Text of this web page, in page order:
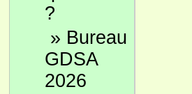
?
» Bureau
GDSA
2026